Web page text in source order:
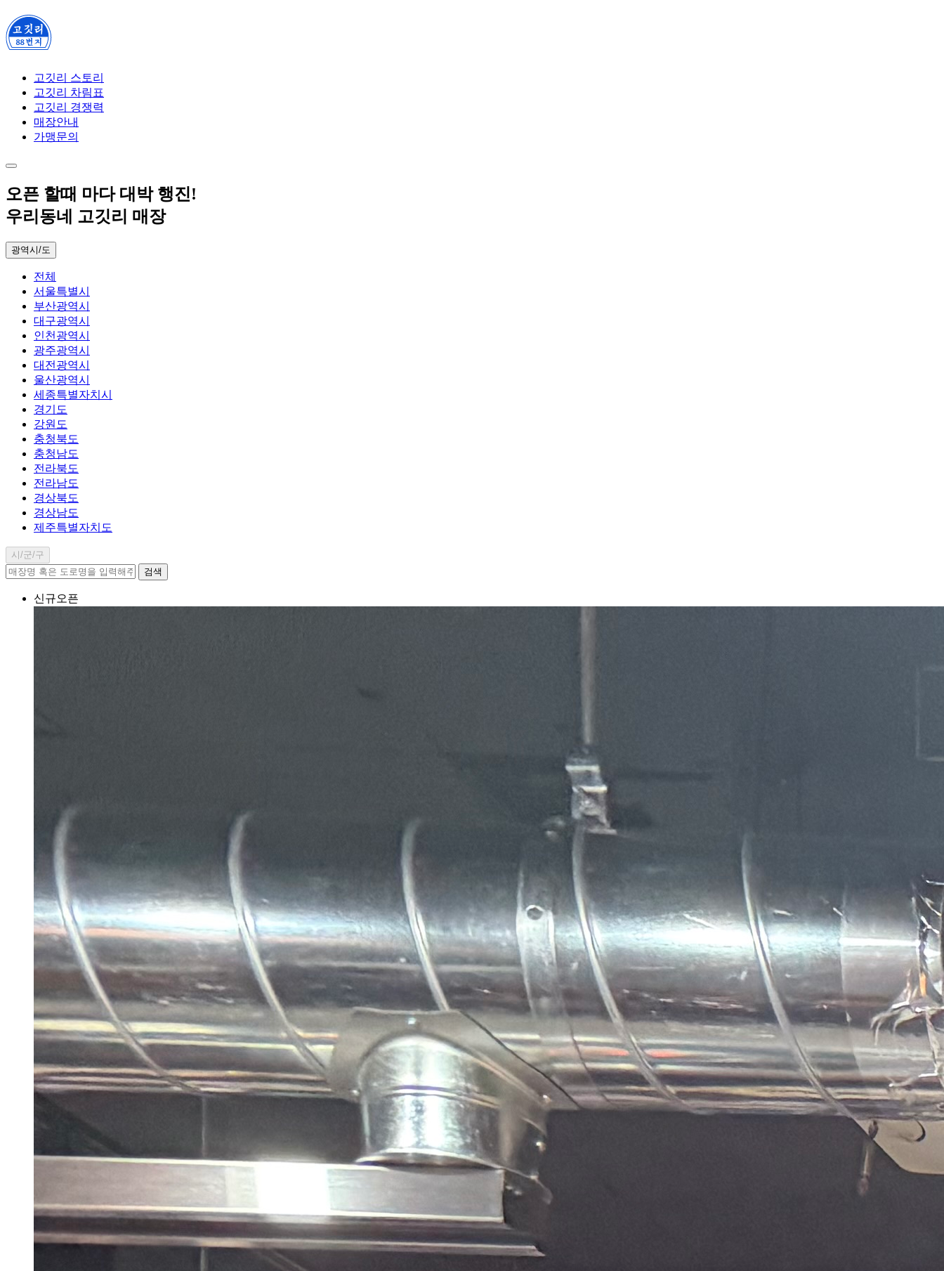
고깃리 스토리
고깃리 차림표
고깃리 경쟁력
매장안내
가맹문의
오픈 할때 마다 대박 행진!
우리동네 고깃리 매장
광역시/도
전체
서울특별시
부산광역시
대구광역시
인천광역시
광주광역시
대전광역시
울산광역시
세종특별자치시
경기도
강원도
충청북도
충청남도
전라북도
전라남도
경상북도
경상남도
제주특별자치도
시/군/구
검색
신규오픈